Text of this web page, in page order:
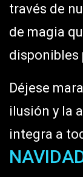
través de
de magia
disponibles
Déjese
ilusión y la
integra a